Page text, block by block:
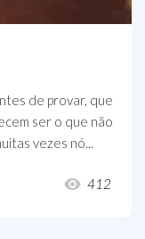
de provar, que
ser o que não
vezes nó...
412